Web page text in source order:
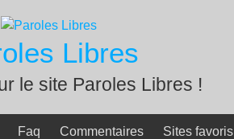
Libres
le site Paroles Libres !
Faq Commentaires Sites favoris